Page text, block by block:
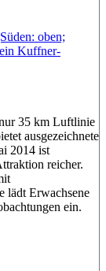
oben;
Kuffner-
35 km Luftlinie
ausgezeichnete
2014 ist
reicher.
lädt Erwachsene
ein.